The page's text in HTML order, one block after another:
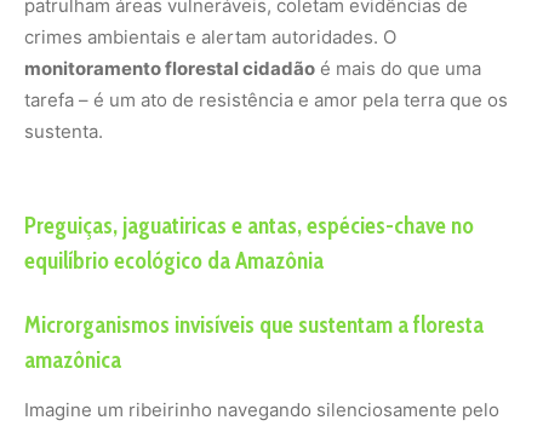
Imagine um ribeirinho navegando silenciosamente pelo
rio, observando sinais de fumaça ou árvores derrubadas.
Ou uma indígena usando seu conhecimento tradicional
para identificar mudanças sutis na floresta. Esses são os
rostos da vigilância ambiental comunitária, pessoas que